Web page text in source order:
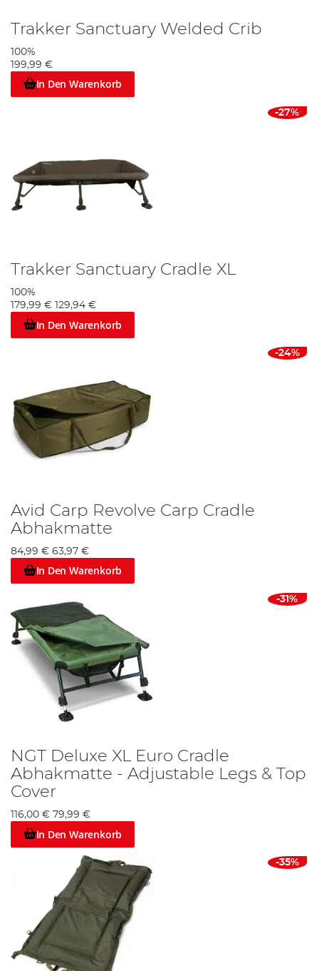
Trakker Sanctuary Welded Crib
100%
199,99 €
In Den Warenkorb
-27%
Trakker Sanctuary Cradle XL
100%
179,99 €
129,94 €
In Den Warenkorb
-24%
Avid Carp Revolve Carp Cradle
Abhakmatte
84,99 € 63,97 €
In Den Warenkorb
-31%
NGT Deluxe XL Euro Cradle
Abhakmatte - Adjustable Legs & Top
Cover
116,00 € 79,99 €
In Den Warenkorb
-35%